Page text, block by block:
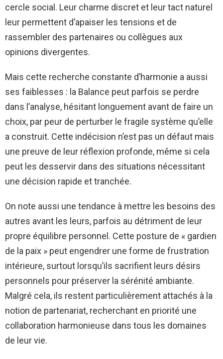
cercle social. Leur charme discret et leur tact naturel
leur permettent d’apaiser les tensions et de
rassembler des partenaires ou collègues aux
opinions divergentes.
Mais cette recherche constante d’harmonie a aussi
ses faiblesses : la Balance peut parfois se perdre
dans l’analyse, hésitant longuement avant de faire un
choix, par peur de perturber le fragile système qu’elle
a construit. Cette indécision n’est pas un défaut mais
une preuve de leur réflexion profonde, même si cela
peut les desservir dans des situations nécessitant
une décision rapide et tranchée.
On note aussi une tendance à mettre les besoins des
autres avant les leurs, parfois au détriment de leur
propre équilibre personnel. Cette posture de « gardien
de la paix » peut engendrer une forme de frustration
intérieure, surtout lorsqu’ils sacrifient leurs désirs
personnels pour préserver la sérénité ambiante.
Malgré cela, ils restent particulièrement attachés à la
notion de partenariat, recherchant en priorité une
collaboration harmonieuse dans tous les domaines
de leur vie.